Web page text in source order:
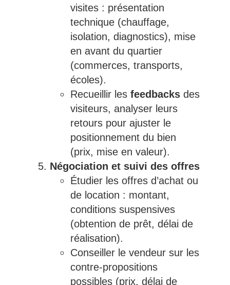
visites : présentation
technique (chauffage,
isolation, diagnostics), mise
en avant du quartier
(commerces, transports,
écoles).
Recueillir les feedbacksdes
visiteurs, analyser leurs
retours pour ajuster le
positionnement du bien
(prix, mise en valeur).
Négociation et suivi des offres
Étudier les offres d’achat ou
de location : montant,
conditions suspensives
(obtention de prêt, délai de
réalisation).
Conseiller le vendeur sur les
contre-propositions
possibles (prix, délai de